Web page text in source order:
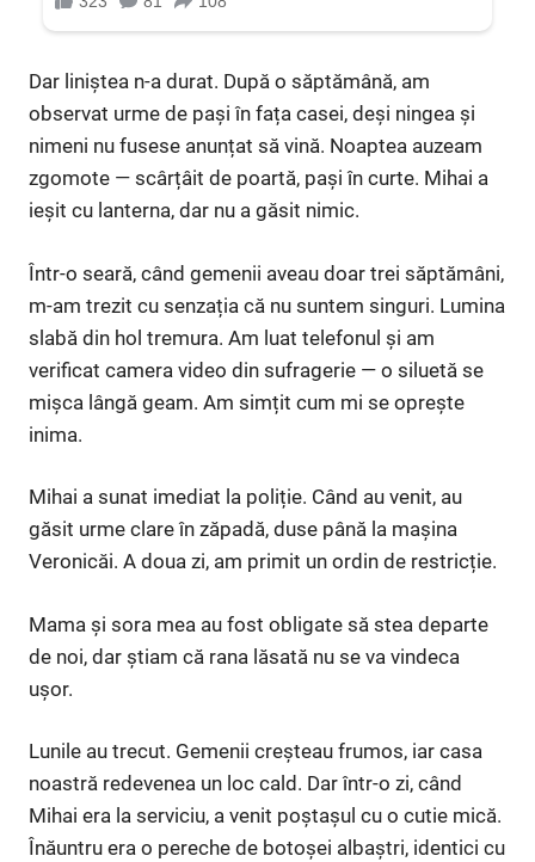
Dar liniștea n-a durat. După o săptămână, am
observat urme de pași în fața casei, deși ningea și
nimeni nu fusese anunțat să vină. Noaptea auzeam
zgomote — scârțâit de poartă, pași în curte. Mihai a
ieșit cu lanterna, dar nu a găsit nimic.
Într-o seară, când gemenii aveau doar trei săptămâni,
m-am trezit cu senzația că nu suntem singuri. Lumina
slabă din hol tremura. Am luat telefonul și am
verificat camera video din sufragerie — o siluetă se
mișca lângă geam. Am simțit cum mi se oprește
inima.
Mihai a sunat imediat la poliție. Când au venit, au
găsit urme clare în zăpadă, duse până la mașina
Veronicăi. A doua zi, am primit un ordin de restricție.
Mama și sora mea au fost obligate să stea departe
de noi, dar știam că rana lăsată nu se va vindeca
ușor.
Lunile au trecut. Gemenii creșteau frumos, iar casa
noastră redevenea un loc cald. Dar într-o zi, când
Mihai era la serviciu, a venit poștașul cu o cutie mică.
Înăuntru era o pereche de botoșei albaștri, identici cu